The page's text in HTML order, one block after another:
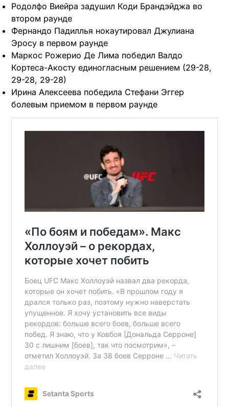
Родолфо Виейра задушил Коди Брандэйджа во
втором раунде
Фернандо Падиллья нокаутировал Джулиана
Эросу в первом раунде
Маркос Рожерио Де Лима победил Валдо
Кортеса-Акосту единогласным решением (29-28,
29-28, 29-28)
Ирина Алексеева победила Стефани Эггер
болевым приемом в первом раунде